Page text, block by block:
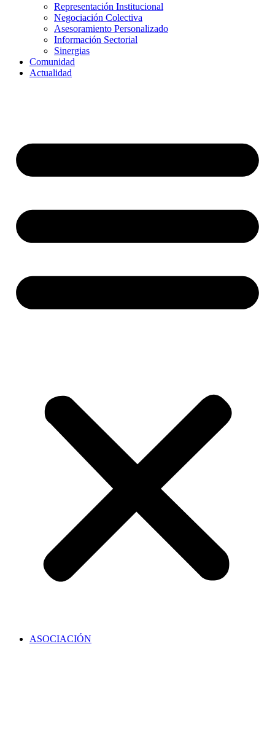
Representación Institucional
Negociación Colectiva
Asesoramiento Personalizado
Información Sectorial
Sinergias
Comunidad
Actualidad
ASOCIACIÓN